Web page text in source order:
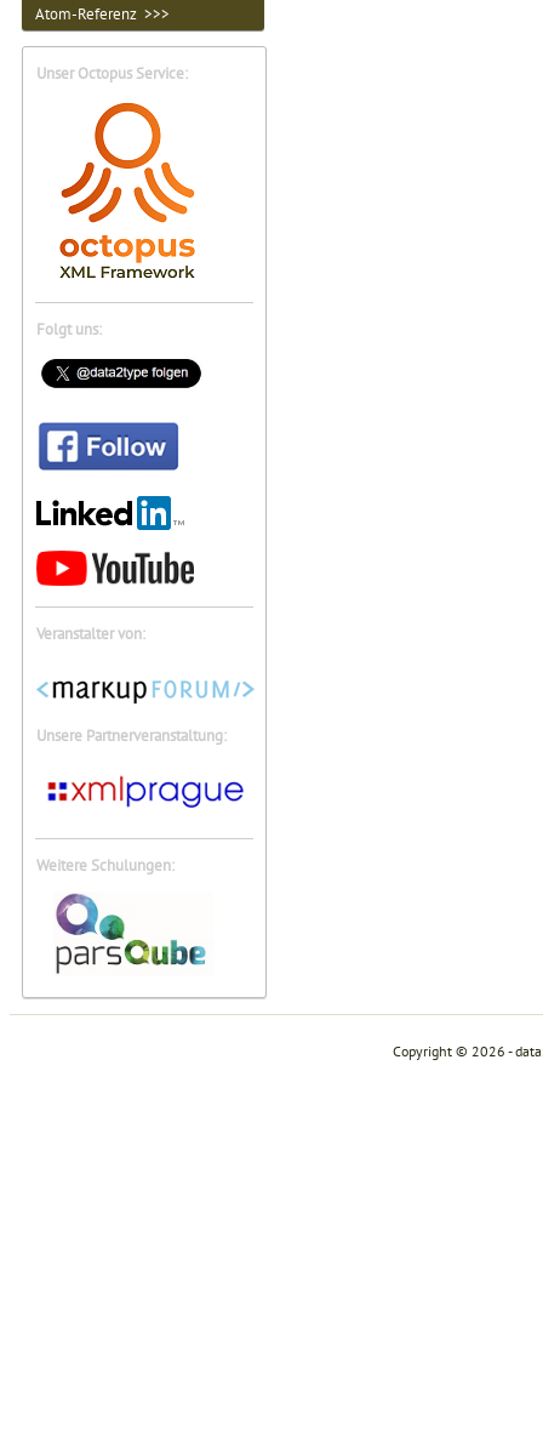
Atom-Referenz >>>
Unser Octopus Service:
Folgt uns:
Veranstalter von:
Unsere Partnerveranstaltung:
Weitere Schulungen:
Copyright © 2026 -